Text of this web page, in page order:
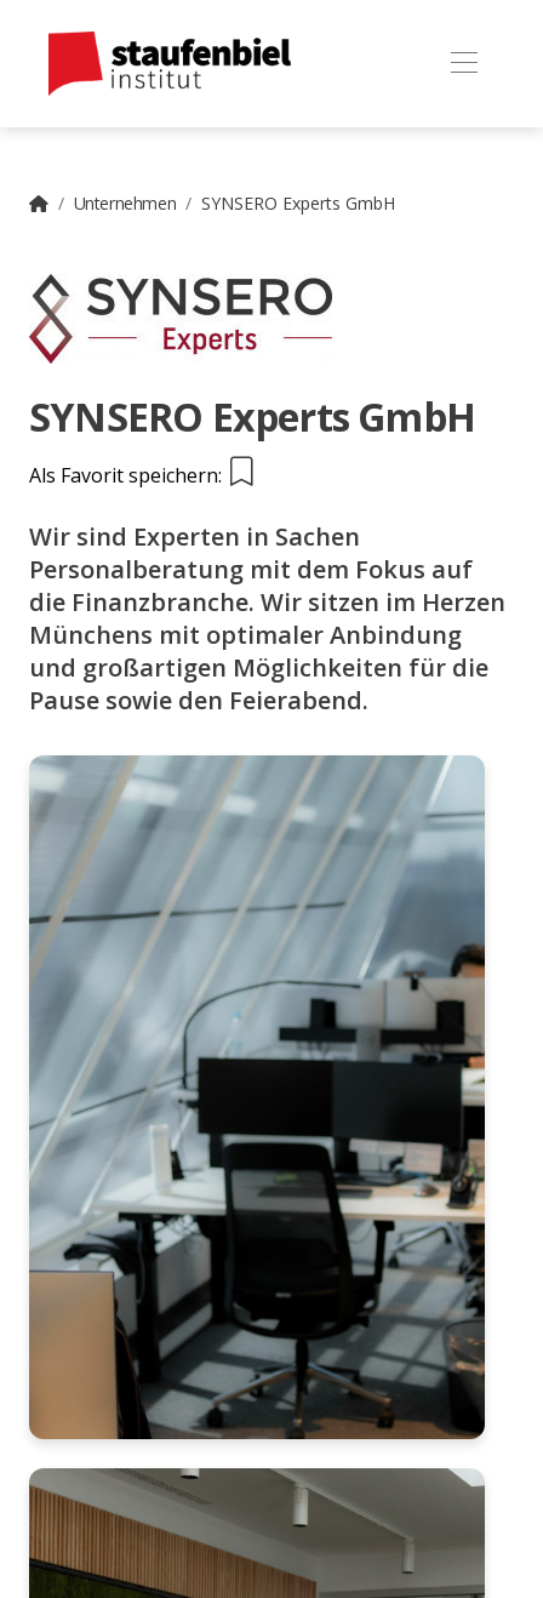
Unternehmen SYNSERO Experts GmbH
SYNSERO Experts GmbH
Als Favorit speichern:
Wir sind Experten in Sachen
Personalberatung mit dem Fokus auf
die Finanzbranche. Wir sitzen im Herzen
Münchens mit optimaler Anbindung
und großartigen Möglichkeiten für die
Pause sowie den Feierabend.